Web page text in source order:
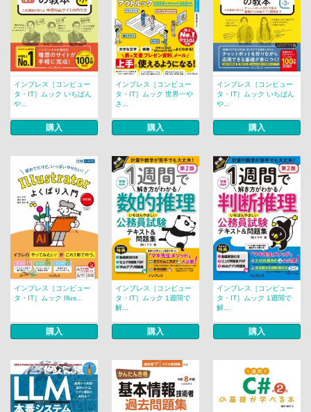
インプレス［コンピュー
タ・IT］ムック いちばん
や...
購入
インプレス［コンピュー
タ・IT］ムック 世界一や
さ...
購入
インプレス［コンピュー
タ・IT］ムック いちばん
や...
購入
インプレス［コンピュー
タ・IT］ムック Illus...
購入
インプレス［コンピュー
タ・IT］ムック 1週間で
解...
購入
インプレス［コンピュー
タ・IT］ムック 1週間で
解...
購入